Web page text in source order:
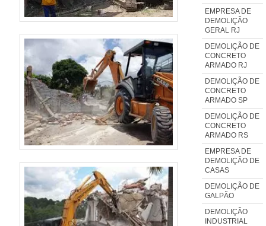
EMPRESA DE
DEMOLIÇÃO
GERAL RJ
DEMOLIÇÃO DE
CONCRETO
ARMADO RJ
DEMOLIÇÃO DE
CONCRETO
ARMADO SP
DEMOLIÇÃO DE
CONCRETO
ARMADO RS
EMPRESA DE
DEMOLIÇÃO DE
CASAS
DEMOLIÇÃO DE
GALPÃO
DEMOLIÇÃO
INDUSTRIAL